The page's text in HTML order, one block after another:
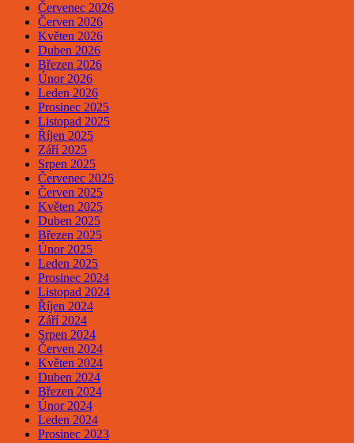
Červenec 2026
Červen 2026
Květen 2026
Duben 2026
Březen 2026
Únor 2026
Leden 2026
Prosinec 2025
Listopad 2025
Říjen 2025
Září 2025
Srpen 2025
Červenec 2025
Červen 2025
Květen 2025
Duben 2025
Březen 2025
Únor 2025
Leden 2025
Prosinec 2024
Listopad 2024
Říjen 2024
Září 2024
Srpen 2024
Červen 2024
Květen 2024
Duben 2024
Březen 2024
Únor 2024
Leden 2024
Prosinec 2023